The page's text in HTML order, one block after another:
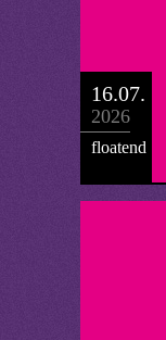
16.07.
2026
floatend